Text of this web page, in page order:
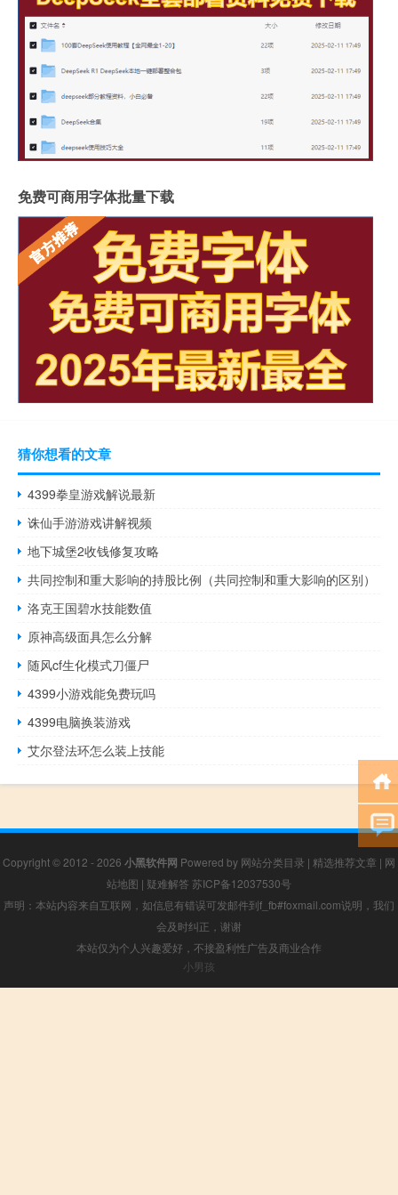
免费可商用字体批量下载
猜你想看的文章
4399拳皇游戏解说最新
诛仙手游游戏讲解视频
地下城堡2收钱修复攻略
共同控制和重大影响的持股比例（共同控制和重大影响的区别）
洛克王国碧水技能数值
原神高级面具怎么分解
随风cf生化模式刀僵尸
4399小游戏能免费玩吗
4399电脑换装游戏
艾尔登法环怎么装上技能
Copyright © 2012 - 2026 小黑软件网 Powered by 网站分类目录 | 精选推荐文章 | 网
站地图 | 疑难解答 苏ICP备12037530号
声明：本站内容来自互联网，如信息有错误可发邮件到f_fb#foxmail.com说明，我们
会及时纠正，谢谢
本站仅为个人兴趣爱好，不接盈利性广告及商业合作
小男孩